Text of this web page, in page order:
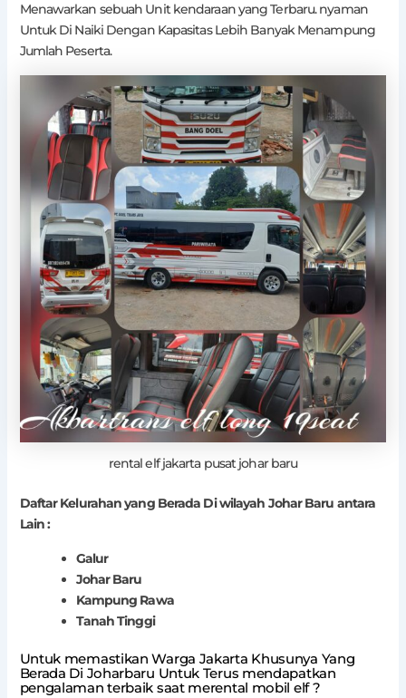
Menawarkan sebuah Unit kendaraan yang Terbaru. nyaman
Untuk Di Naiki Dengan Kapasitas Lebih Banyak Menampung
Jumlah Peserta.
rental elf jakarta pusat johar baru
Daftar Kelurahan yang Berada Di wilayah Johar Baru antara
Lain :
Galur
Johar Baru
Kampung Rawa
Tanah Tinggi
Untuk memastikan Warga Jakarta Khusunya Yang
Berada Di Joharbaru Untuk Terus mendapatkan
pengalaman terbaik saat merental mobil elf ?